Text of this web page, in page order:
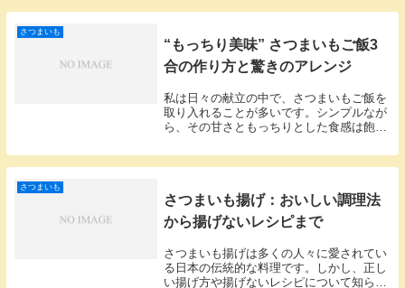
さつまいも
“もっちり美味” さつまいもご飯3
合の作り方と驚きのアレンジ
私は日々の献立の中で、さつまいもご飯を
取り入れることが多いです。シンプルなが
ら、その甘さともっちりとした食感は飽き
の記事では、さつまいもご飯3合に関する
疑問や悩みを解決し、さらに楽しんでいた
さつまいも
さつまいも揚げ：おいしい調理法
から揚げないレシピまで
さつまいも揚げは多くの人々に愛されてい
る日本の伝統的な料理です。しかし、正し
い揚げ方や揚げないレシピについて知らな